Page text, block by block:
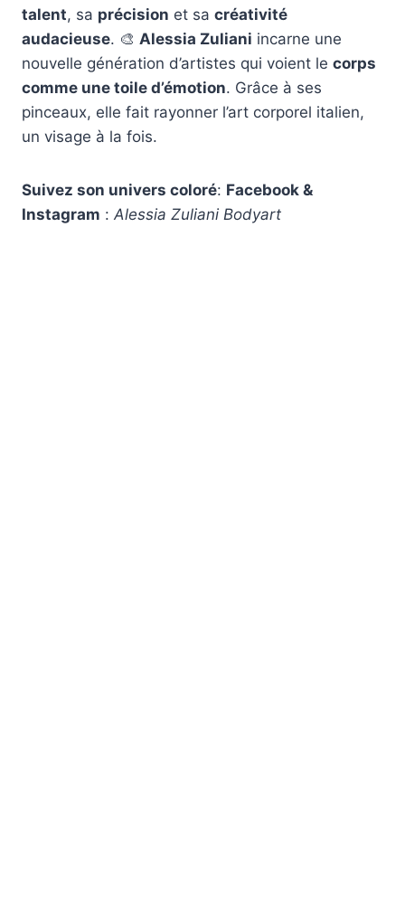
talent, sa précision et sa créativité
audacieuse. 🎨 Alessia Zuliani incarne une
nouvelle génération d’artistes qui voient le corps
comme une toile d’émotion. Grâce à ses
pinceaux, elle fait rayonner l’art corporel italien,
un visage à la fois.
Suivez son univers coloré: Facebook &
Instagram : Alessia Zuliani Bodyart